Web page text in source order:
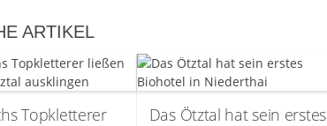
ARTIKEL
Topkletterer
Das Ötztal hat sein erstes